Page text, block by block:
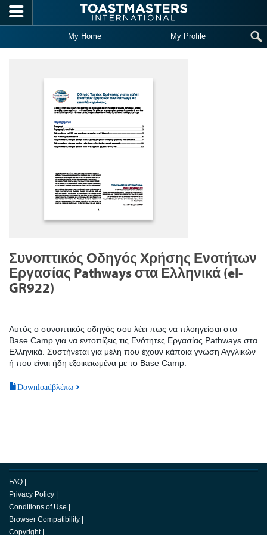
Skip to main content
My Home My Profile
Συνοπτικός Οδηγός Χρήσης Ενοτήτων
Εργασίας Pathways στα Ελληνικά (el-
GR922)
Αυτός ο συνοπτικός οδηγός σου λέει πως να πλοηγείσαι στο
Base Camp για να εντοπίζεις τις Ενότητες Εργασίας Pathways στα
Ελληνικά. Συστήνεται για μέλη που έχουν κάποια γνώση Αγγλικών
ή που είναι ήδη εξοικειωμένα με το Base Camp.
Downloadβλέπω
FAQ
Privacy Policy
Conditions of Use
Browser Compatibility
Copyright